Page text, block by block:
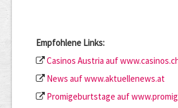
Empfohlene Links:
Casinos Austria auf
News auf www.aktuellenews.at
Promigeburtstage auf